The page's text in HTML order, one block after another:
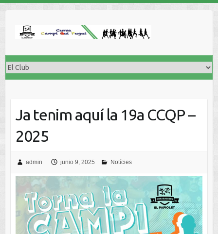
Ja tenim aquí la 19a CCQP –
2025
admin junio 9, 2025 Notícies